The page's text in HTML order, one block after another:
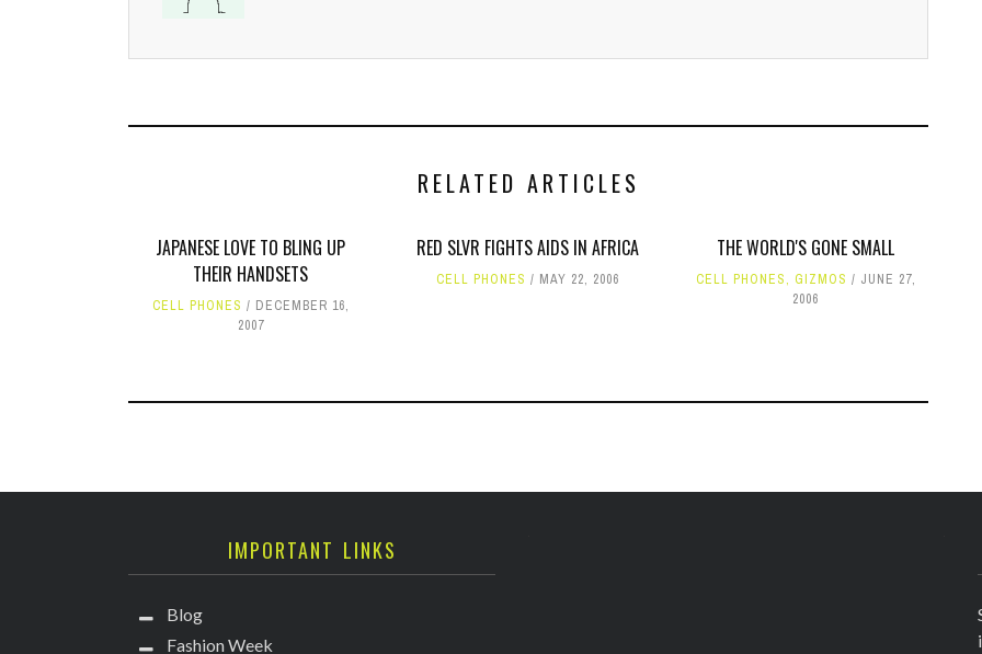
RELATED ARTICLES
JAPANESE LOVE TO BLING UP
THEIR HANDSETS
CELL PHONES
DECEMBER 16,
2007
RED SLVR FIGHTS AIDS IN AFRICA
CELL PHONES MAY 22, 2006
THE WORLD'S GONE SMALL
CELL PHONES, GIZMOS
JUNE 27,
2006
IMPORTANT LINKS
Blog
Fashion Week